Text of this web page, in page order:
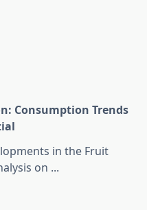
Consumption Trends
in the Fruit
on ...